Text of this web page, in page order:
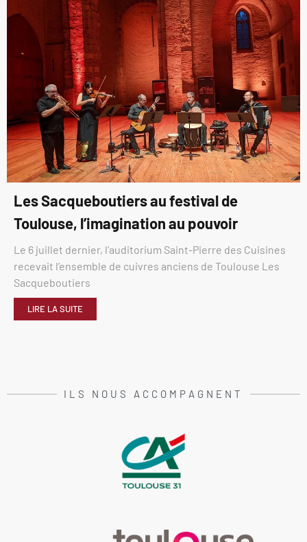
Les Sacqueboutiers au festival de
Toulouse, l’imagination au pouvoir
Le 6 juillet dernier, l’auditorium Saint-Pierre des Cuisines
recevait l’ensemble de cuivres anciens de Toulouse Les
Sacqueboutiers
LIRE LA SUITE
ILS NOUS ACCOMPAGNENT